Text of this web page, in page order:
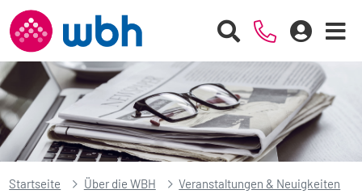
Startseite Über die WBH
Veranstaltungen & Neuigkeiten